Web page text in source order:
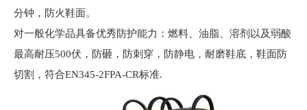
分钟，防火鞋面。
对一般化学品具备优秀防护能力：燃料、油脂、溶剂以及弱酸
最高耐压500伏，防砸，防刺穿，防静电，耐磨鞋底，鞋面防
切割，符合EN345-2FPA-CR标准.